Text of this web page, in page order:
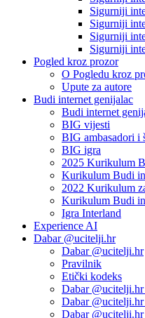
Sigurniji
Sigurniji
Sigurniji
Sigurniji
Pogled kroz prozor
O Pogledu kroz
Upute za autore
Budi internet genijalac
Budi internet
BIG vijesti
BIG ambasadori i
BIG igra
2025 Kurikulum
Kurikulum Budi
2022 Kurikulum
Kurikulum Budi
Igra Interland
Experience AI
Dabar @ucitelji.hr
Dabar @ucitelji.hr
Pravilnik
Etički kodeks
Dabar
Dabar
Dabar